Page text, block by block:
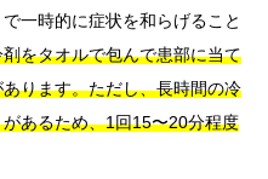
一時的に症状を和らげること
をタオルで包んで患部に当て
ります。ただし、長時間の冷
あるため、1回15〜20分程度